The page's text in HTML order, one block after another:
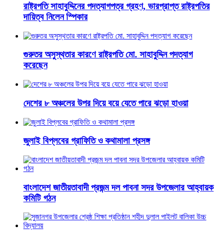
রাষ্ট্রপতি সাহাবুদ্দিনের পদত্যাগপত্র গ্রহণ, ভারপ্রাপ্ত রাষ্ট্রপতির
দায়িত্ব নিলেন স্পিকার
গুরুতর অসুস্থতার কারণে রাষ্ট্রপতি মো. সাহাবুদ্দিন পদত্যাগ
করেছেন
দেশের ৮ অঞ্চলের উপর দিয়ে বয়ে যেতে পারে ঝড়ো হাওয়া
জুলাই বিপ্লবের গ্রাফিতি ও কথামালা প্রসঙ্গ
বাংলাদেশ জাতীয়তাবাদী প্রজন্ম দল পাবনা সদর উপজেলার আহ্বায়ক
কমিটি গঠন